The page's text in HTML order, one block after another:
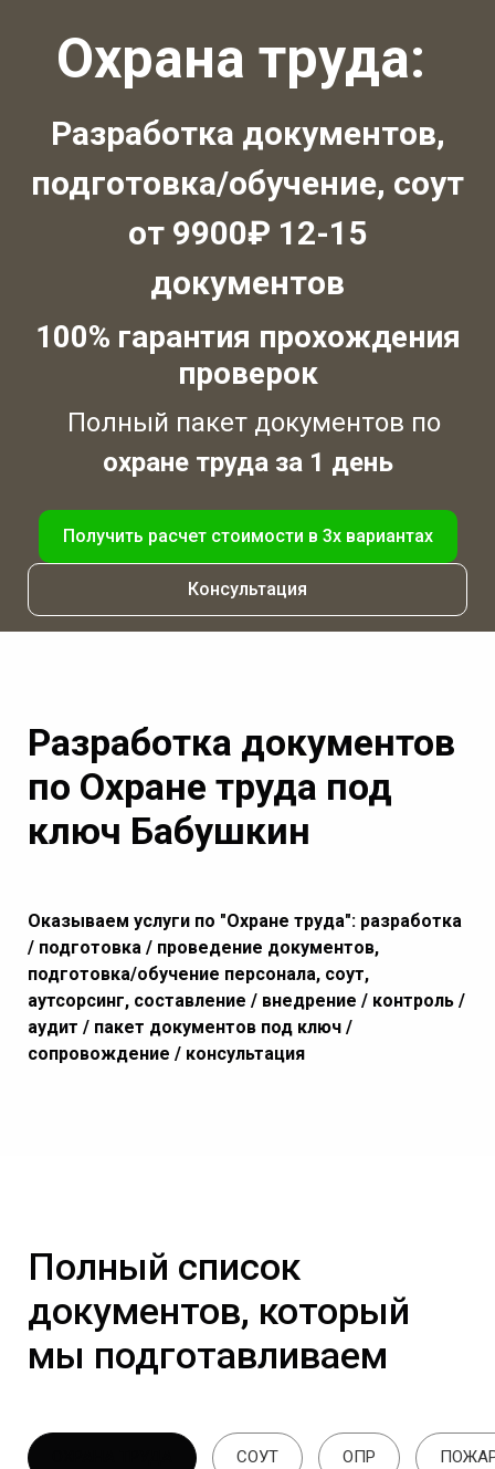
Охрана труда:
Разработка документов,
подготовка/обучение, соут
от 9900₽ 12-15
документов
100% гарантия прохождения
проверок
Полный пакет документов по
охране труда за 1 день
Получить расчет стоимости в 3х вариантах
Консультация
Разработка документов
по Охране труда под
ключ Бабушкин
Оказываем услуги по "Охране труда": разработка
/ подготовка / проведение документов,
подготовка/обучение персонала, соут,
аутсорсинг, составление / внедрение / контроль /
аудит / пакет документов под ключ /
сопровождение / консультация
Полный список
документов, который
мы подготавливаем
СОУТ ОПР